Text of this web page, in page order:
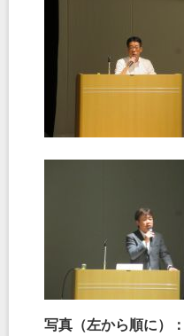
写真（左から順に）：